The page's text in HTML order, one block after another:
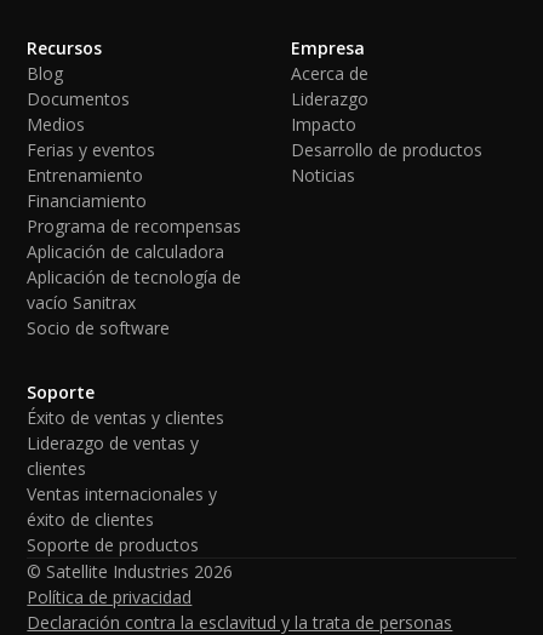
Recursos
Blog
Documentos
Medios
Ferias y eventos
Entrenamiento
Financiamiento
Programa de recompensas
Aplicación de calculadora
Aplicación de tecnología de
vacío Sanitrax
Socio de software
Empresa
Acerca de
Liderazgo
Impacto
Desarrollo de productos
Noticias
Soporte
Éxito de ventas y clientes
Liderazgo de ventas y
clientes
Ventas internacionales y
éxito de clientes
Soporte de productos
© Satellite Industries 2026
Política de privacidad
Declaración contra la esclavitud y la trata de personas